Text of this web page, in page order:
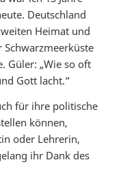
Deutschland
Heimat und
Güler: „Wie so oft
Gott lacht.“
für ihre politische
können,
oder Lehrerin,
ihr Dank des